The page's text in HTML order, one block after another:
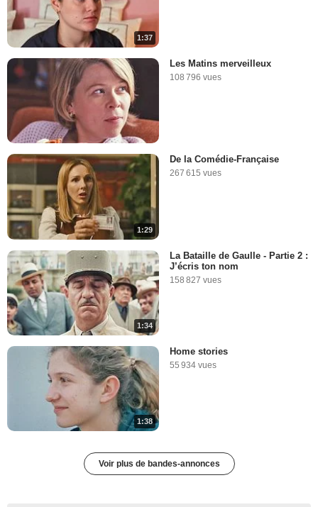
1:37
Les Matins merveilleux
108 796 vues
1:29
De la Comédie-Française
267 615 vues
1:34
La Bataille de Gaulle - Partie 2 :
J’écris ton nom
158 827 vues
1:38
Home stories
55 934 vues
Voir plus de bandes-annonces